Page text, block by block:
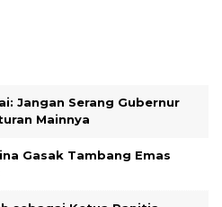
Jangan Serang Gubernur
Mainnya
Gasak Tambang Emas